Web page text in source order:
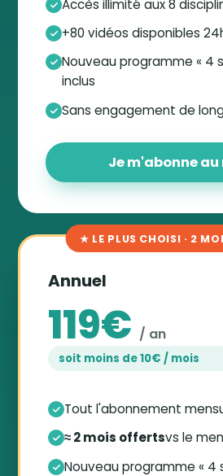
Accès illimité aux 8
+80 vidéos disponibles
Nouveau programme « 4
inclus
Sans engagement de
Je m'abonne au
★ LE PLUS CHOISI · 2
Annuel
119€ / an
soit moins de 10€ / mois
Tout l'abonnement
≈ 2 mois offertsvs le
Nouveau programme « 4